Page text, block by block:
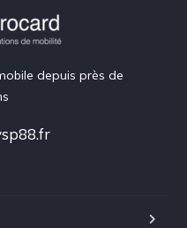
depuis près de